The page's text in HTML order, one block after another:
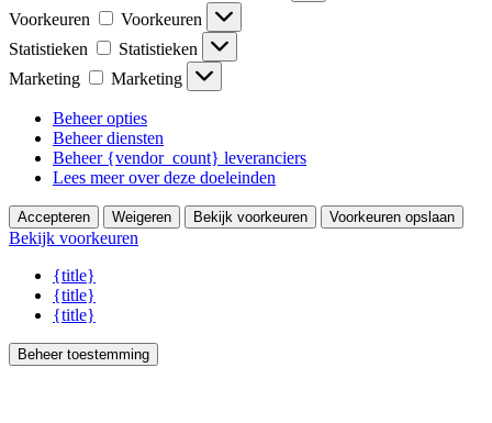
Voorkeuren
Voorkeuren
Statistieken
Statistieken
Marketing
Marketing
Beheer opties
Beheer diensten
Beheer {vendor_count} leveranciers
Lees meer over deze doeleinden
Accepteren Weigeren Bekijk voorkeuren Voorkeuren opslaan
Bekijk voorkeuren
{title}
{title}
{title}
Beheer toestemming